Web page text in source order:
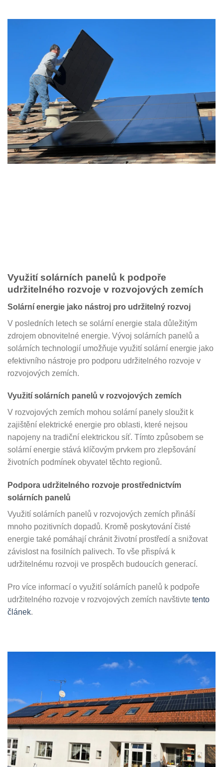
Využití solárních panelů k podpoře
udržitelného rozvoje v rozvojových zemích
Solární energie jako nástroj pro udržitelný rozvoj
V posledních letech se solární energie stala důležitým
zdrojem obnovitelné energie. Vývoj solárních panelů a
solárních technologií umožňuje využití solární energie jako
efektivního nástroje pro podporu udržitelného rozvoje v
rozvojových zemích.
Využití solárních panelů v rozvojových zemích
V rozvojových zemích mohou solární panely sloužit k
zajištění elektrické energie pro oblasti, které nejsou
napojeny na tradiční elektrickou síť. Tímto způsobem se
solární energie stává klíčovým prvkem pro zlepšování
životních podmínek obyvatel těchto regionů.
Podpora udržitelného rozvoje prostřednictvím
solárních panelů
Využití solárních panelů v rozvojových zemích přináší
mnoho pozitivních dopadů. Kromě poskytování čisté
energie také pomáhají chránit životní prostředí a snižovat
závislost na fosilních palivech. To vše přispívá k
udržitelnému rozvoji ve prospěch budoucích generací.
Pro více informací o využití solárních panelů k podpoře
udržitelného rozvoje v rozvojových zemích navštivte tento
článek.